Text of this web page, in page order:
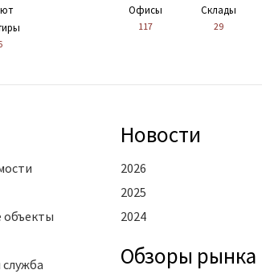
Офисы
117
Склады
29
Новости
2026
2025
2024
Oбзоры рынка